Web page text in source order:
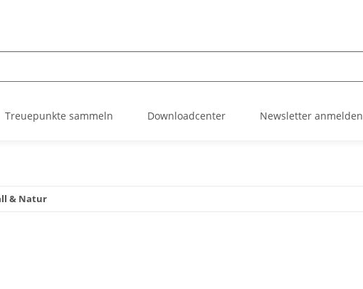
Treuepunkte sammeln Downloadcenter Newsletter anmelden
& Natur